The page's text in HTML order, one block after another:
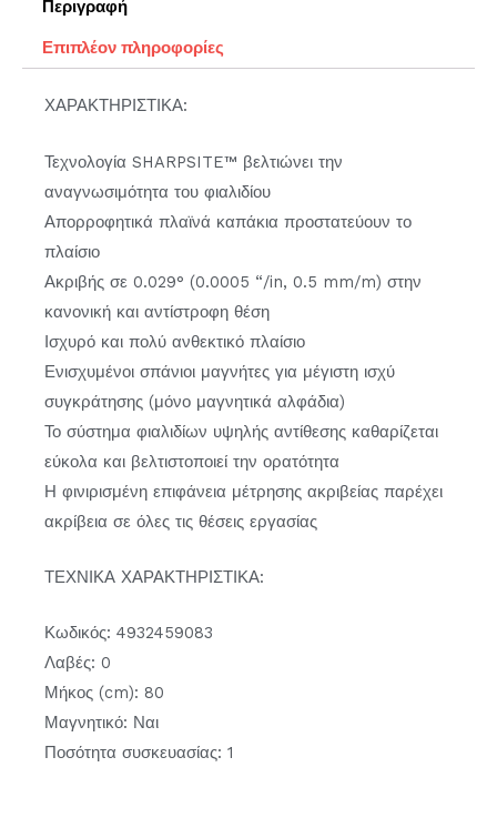
Περιγραφή
Επιπλέον πληροφορίες
ΧΑΡΑΚΤΗΡΙΣΤΙΚΑ:
Τεχνολογία SHARPSITE™ βελτιώνει την
αναγνωσιμότητα του φιαλιδίου
Απορροφητικά πλαϊνά καπάκια προστατεύουν το
πλαίσιο
Ακριβής σε 0.029° (0.0005 “/in, 0.5 mm/m) στην
κανονική και αντίστροφη θέση
Ισχυρό και πολύ ανθεκτικό πλαίσιο
Ενισχυμένοι σπάνιοι μαγνήτες για μέγιστη ισχύ
συγκράτησης (μόνο μαγνητικά αλφάδια)
Το σύστημα φιαλιδίων υψηλής αντίθεσης καθαρίζεται
εύκολα και βελτιστοποιεί την ορατότητα
Η φινιρισμένη επιφάνεια μέτρησης ακριβείας παρέχει
ακρίβεια σε όλες τις θέσεις εργασίας
ΤΕΧΝΙΚΑ ΧΑΡΑΚΤΗΡΙΣΤΙΚΑ:
Κωδικός: 4932459083
Λαβές: 0
Μήκος (cm): 80
Μαγνητικό: Ναι
Ποσότητα συσκευασίας: 1